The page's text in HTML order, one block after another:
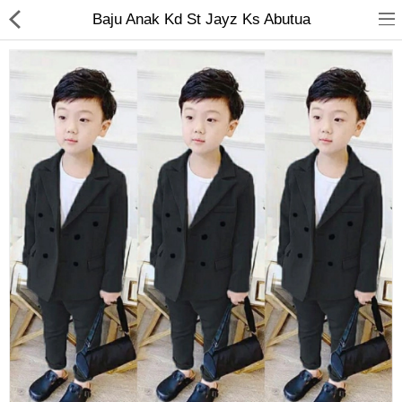
Jam Tangan
Kacamata
Kecantikan
Kesehatan
Mainan
Makanan & Minuman
Pakaian Anak
Baju Anak Kd St Jayz Ks Abutua